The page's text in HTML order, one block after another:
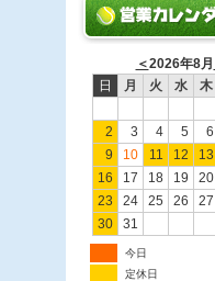
＜2026年8月
日
月 火 水 木
2
3 4 5 6
9
10 11 12 13
16
17 18 19 20
23
24 25 26 27
30
31
今日
定休日